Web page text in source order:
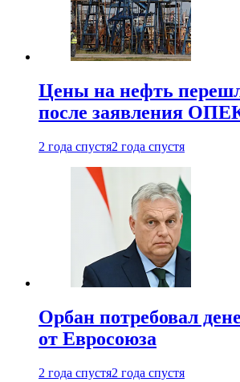
Цены на нефть
после заявления
2 года спустя2 года спустя
Орбан потребовал
от Евросоюза
2 года спустя2 года спустя